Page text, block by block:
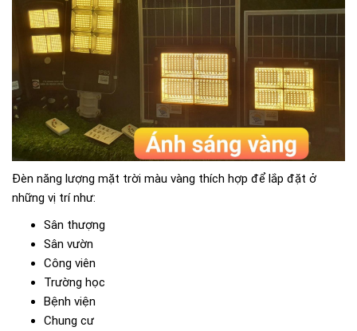
Đèn năng lượng mặt trời màu vàng thích hợp để lắp đặt ở
những vị trí như:
Sân thượng
Sân vườn
Công viên
Trường học
Bệnh viện
Chung cư